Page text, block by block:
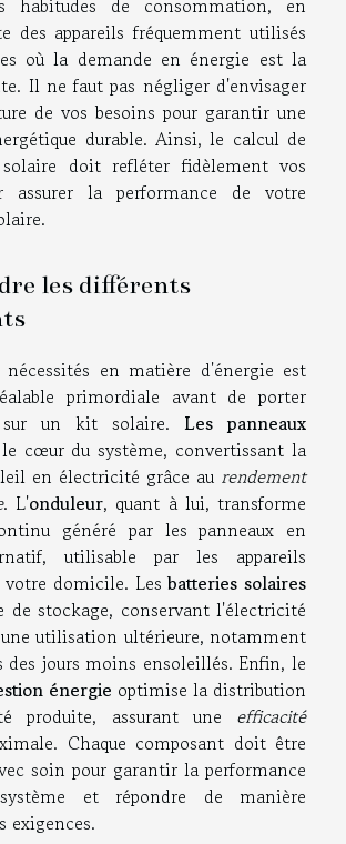
habitudes de consommation, en
des appareils fréquemment utilisés
où la demande en énergie est la
Il ne faut pas négliger d'envisager
de vos besoins pour garantir une
durable. Ainsi, le calcul de
doit refléter fidèlement vos
assurer la performance de votre
les différents
en matière d'énergie est
primordiale avant de porter
un kit solaire. Les panneaux
cœur du système, convertissant la
en électricité grâce au rendement
. L'onduleur, quant à lui, transforme
généré par les panneaux en
utilisable par les appareils
votre domicile. Lesbatteries solaires
de stockage, conservant l'électricité
utilisation ultérieure, notamment
jours moins ensoleillés. Enfin, le
énergie optimise la distribution
produite, assurant une efficacité
Chaque composant doit être
soin pour garantir la performance
et répondre de manière
exigences.